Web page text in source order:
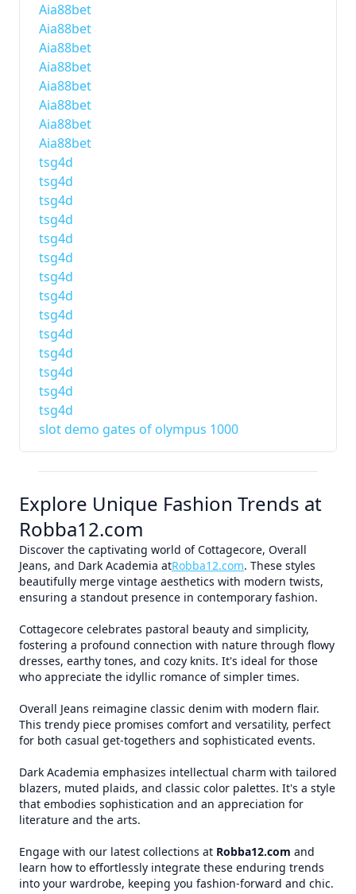
Aia88bet
Aia88bet
Aia88bet
Aia88bet
Aia88bet
Aia88bet
Aia88bet
Aia88bet
tsg4d
tsg4d
tsg4d
tsg4d
tsg4d
tsg4d
tsg4d
tsg4d
tsg4d
tsg4d
tsg4d
tsg4d
tsg4d
tsg4d
slot demo gates of olympus 1000
Explore Unique Fashion Trends at
Robba12.com
Discover the captivating world of Cottagecore, Overall
Jeans, and Dark Academia atRobba12.com. These styles
beautifully merge vintage aesthetics with modern twists,
ensuring a standout presence in contemporary fashion.
Cottagecore celebrates pastoral beauty and simplicity,
fostering a profound connection with nature through flowy
dresses, earthy tones, and cozy knits. It's ideal for those
who appreciate the idyllic romance of simpler times.
Overall Jeans reimagine classic denim with modern flair.
This trendy piece promises comfort and versatility, perfect
for both casual get-togethers and sophisticated events.
Dark Academia emphasizes intellectual charm with tailored
blazers, muted plaids, and classic color palettes. It's a style
that embodies sophistication and an appreciation for
literature and the arts.
Engage with our latest collections at Robba12.com and
learn how to effortlessly integrate these enduring trends
into your wardrobe, keeping you fashion-forward and chic.